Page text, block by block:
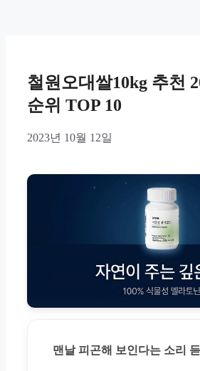
철원오대쌀10kg 추천
순위 TOP 10
2023년 10월 12일
맨날 피곤해 보인다는 소리